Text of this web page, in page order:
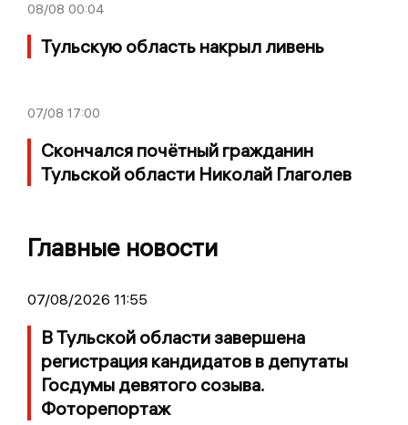
08/08 00:04
Тульскую область накрыл ливень
07/08 17:00
Скончался почётный гражданин
Тульской области Николай Глаголев
Главные новости
07/08/2026 11:55
В Тульской области завершена
регистрация кандидатов в депутаты
Госдумы девятого созыва.
Фоторепортаж